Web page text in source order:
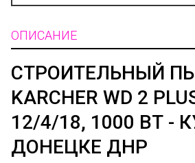
ОПИСАНИЕ
СТРОИТЕЛЬНЫЙ
KARCHER WD 2
12/4/18, 1000 ВТ -
ДОНЕЦКЕ ДНР